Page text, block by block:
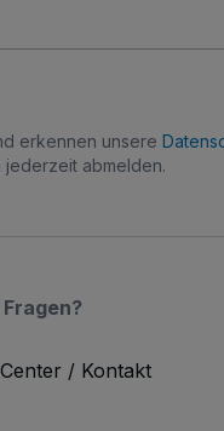
erkennen unsere
jederzeit abmelden.
/ Kontakt